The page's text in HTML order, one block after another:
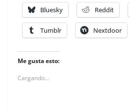
Bluesky Reddit
Tumblr Nextdoor
Me gusta esto:
Cargando...